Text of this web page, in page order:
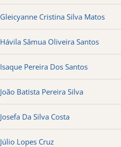
Gleicyanne Cristina Silva Matos
Hávila Sâmua Oliveira Santos
Isaque Pereira Dos Santos
João Batista Pereira Silva
Josefa Da Silva Costa
Júlio Lopes Cruz